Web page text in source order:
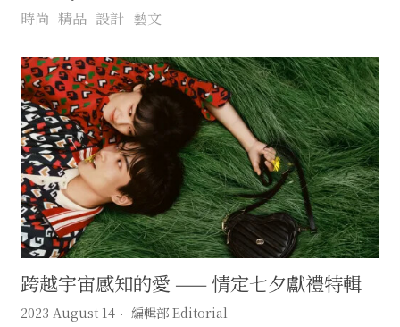
時尚 精品 設計 藝文
跨越宇宙感知的愛 —— 情定七夕獻禮特輯
2023 August 14 編輯部 Editorial